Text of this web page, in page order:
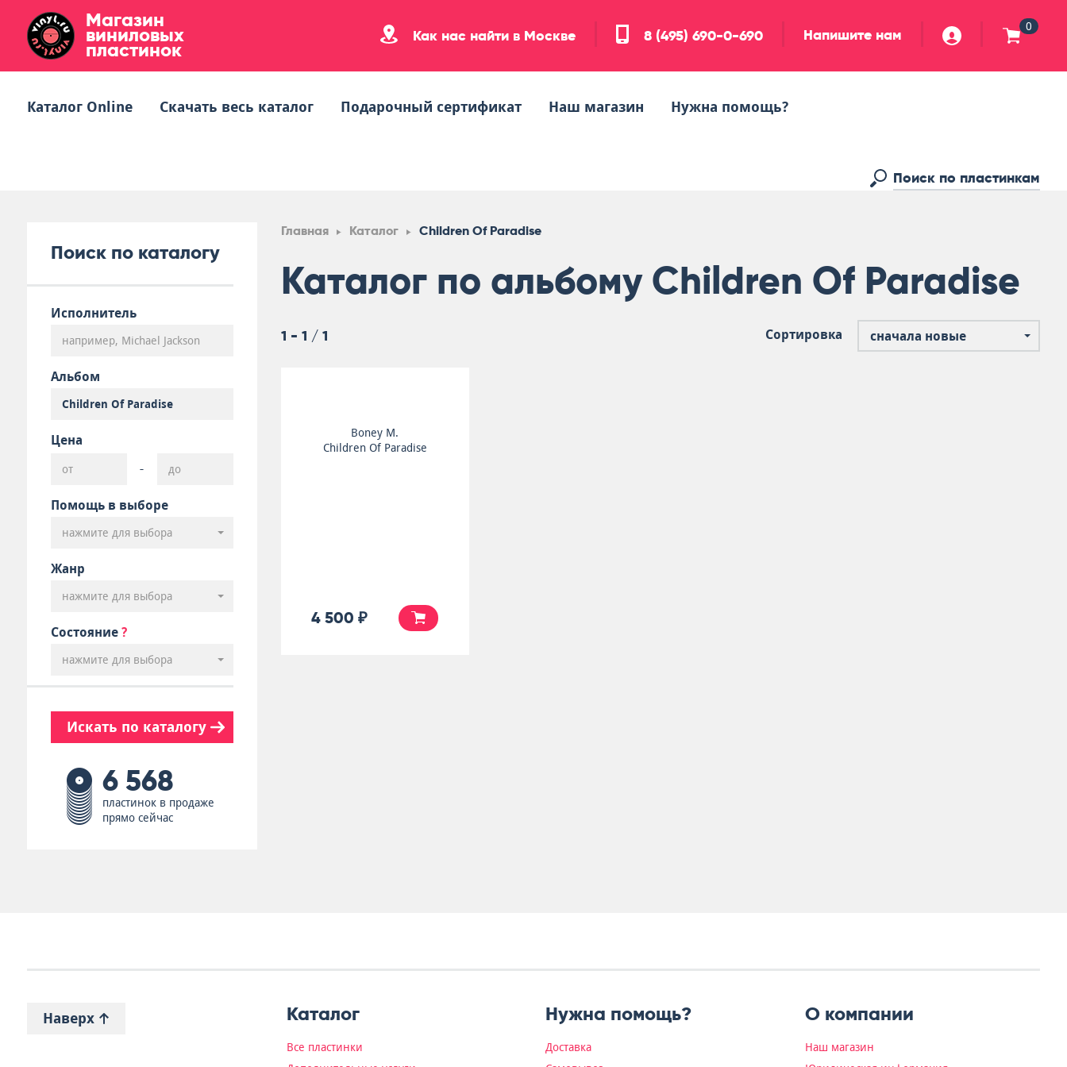
Магазин
виниловых
пластинок
Как нас найти в Москве 8 (495) 690-0-690 Напишите нам 0
Каталог Online Скачать весь каталог Подарочный сертификат Наш магазин Нужна помощь?
Поиск по каталогу
Исполнитель
Альбом
Цена
-
Помощь в выборе
нажмите для выбора
Жанр
нажмите для выбора
Состояние ?
нажмите для выбора
Искать по каталогу
6 568
пластинок в продаже
прямо сейчас
Главная Каталог Children Of Paradise
Каталог по альбому Children Of Paradise
1 - 1 / 1 Сортировка сначала новые
Boney M.
Children Of Paradise
4 500 ₽
Наверх Каталог
Все пластинки
Нужна помощь?
Доставка
О компании
Наш магазин